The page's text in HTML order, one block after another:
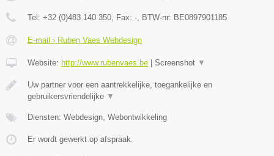
Tel: +32 (0)483 140 350 , Fax: - , BTW-nr: BE0897901185
E-mail › Ruben Vaes Webdesign
Website: http://www.rubenvaes.be | Screenshot ▼
Uw partner voor een aantrekkelijke, toegankelijke en
gebruikersvriendelijke ▼
Diensten: Webdesign, Webontwikkeling
Er wordt gewerkt op afspraak.